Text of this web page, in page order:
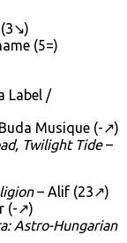
(5=)
Label /
Musique (-↗)
Twilight Tide–
– Alif (23↗)
(-↗)
Astro-Hungarian